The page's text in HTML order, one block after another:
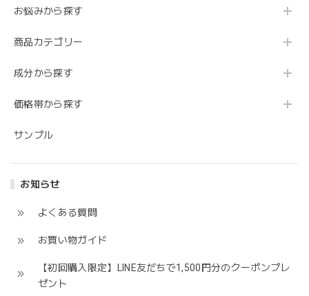
お悩みから探す
商品カテゴリー
成分から探す
価格帯から探す
サンプル
お知らせ
よくある質問
お買い物ガイド
【初回購入限定】LINE友だちで1,500円分のクーポンプレ
ゼント